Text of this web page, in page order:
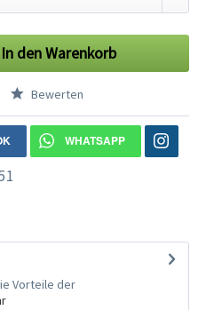
In denWarenkorb
Bewerten
WHATSAPP
Vorteile der